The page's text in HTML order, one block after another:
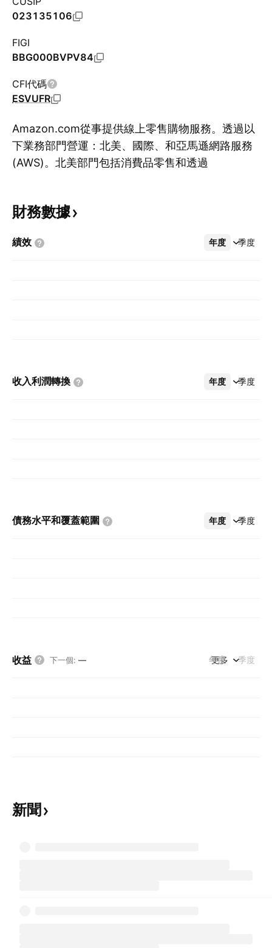
023135106
FIGI
BBG000BVPV84
CFI代碼
ESVUFR
Amazon.com從事提供線上零售購物服務。透過以
下業務部門營運：北美、國際、和亞馬遜網路服務
(AWS)。北美部門包括消費品零售和透過
費品零售和訂閱服務。亞馬遜網路服務部門為新創
存、數據庫和AWS服務產品的全球銷售。該公司由
財務數據
績效 年度 季度
更多
收入利潤轉換 年度 季度
更多
債務水平和覆蓋範圍 年度 季度
更多
收益 下一個: — 年度 季度
更多
新聞